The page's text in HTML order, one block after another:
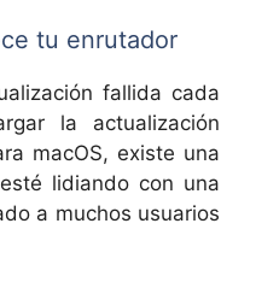
tu enrutador
fallida cada
la actualización
macOS, existe una
lidiando con una
a muchos usuarios